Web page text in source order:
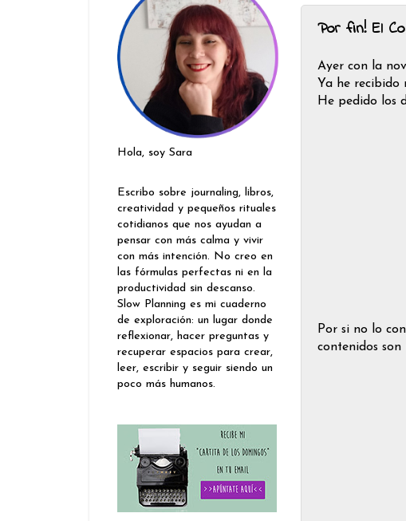
Por fin! El
Ayer con la
Ya he recibido
He pedido los
Por si no lo
contenidos
Hola, soy Sara
Escribo sobre journaling, libros,
creatividad y pequeños rituales
cotidianos que nos ayudan a
pensar con más calma y vivir
con más intención. No creo en
las fórmulas perfectas ni en la
productividad sin descanso.
Slow Planning es mi cuaderno
de exploración: un lugar donde
reflexionar, hacer preguntas y
recuperar espacios para crear,
leer, escribir y seguir siendo un
poco más humanos.